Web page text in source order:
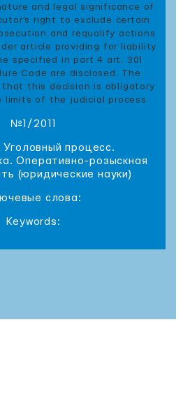
and legal significance of
right to exclude certain
and requalify actions
article providing for liability
specified in part 4 art. 301
Code are disclosed. The
that this decision is obligatory
limits of the judicial process.
№1/2011
Уголовный процесс.
Оперативно-розыскная
(юридические науки)
слова:
Keywords: